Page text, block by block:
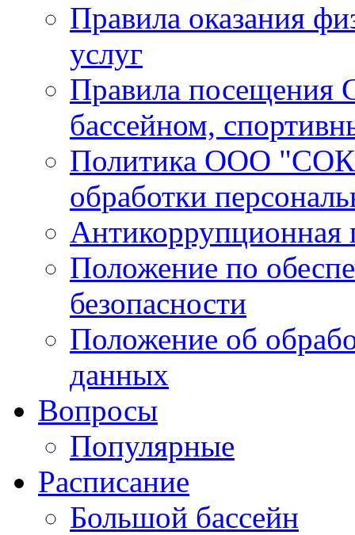
Правила оказания
услуг
Правила посещения
бассейном,
Политика ООО "СОК
обработки
Положение по
безопасности
Положение об
данных
Вопросы
Популярные
Расписание
Большой бассейн